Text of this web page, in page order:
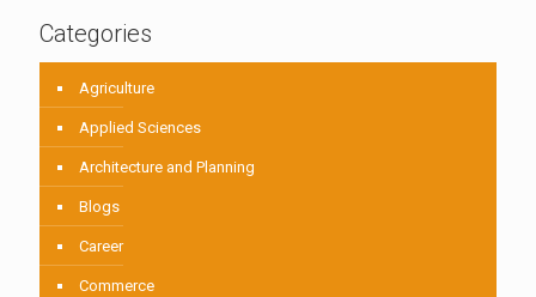
Categories
Agriculture
Applied Sciences
Architecture and Planning
Blogs
Career
Commerce